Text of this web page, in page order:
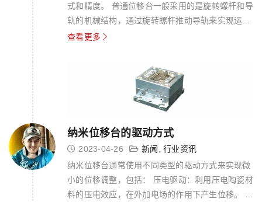
式和精度。 普通位移台一般采用的是旋转螺杆和导
轨的机械结构，通过旋转螺杆推动导轨来实现运
动。普通位移台可以实现三维方向上的运动，但是
台则采用线性电机、压电陶瓷等电动机...
查看更多
纳米位移台的驱动方式
2023-04-26 新闻
行业资讯
纳米位移台通常使用不同类型的驱动方式来实现微
小的位移调整，包括： 压电驱动：利用压电陶瓷材
料的压电效应，在外加电场的作用下产生位移。 电